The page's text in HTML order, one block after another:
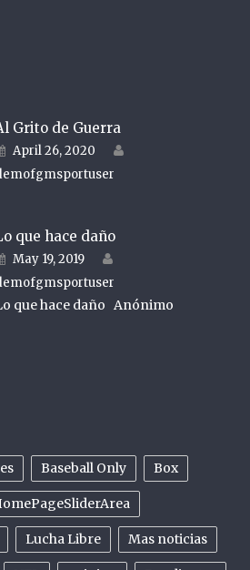
Grito de Guerra
Posted on
April 26, 2020
que hace daño
Posted on
May 19, 2019
que hace daño Anónimo
Baseball Only Box
Lucha Libre Mas noticias